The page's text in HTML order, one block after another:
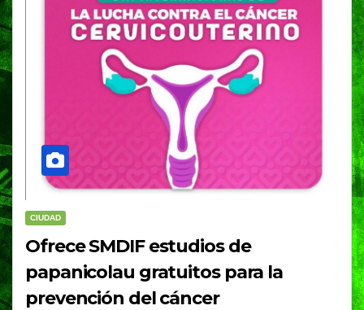
CIUDAD
Ofrece SMDIF estudios de
papanicolau gratuitos para la
prevención del cáncer